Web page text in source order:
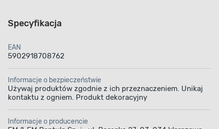
Specyfikacja
EAN
5902918708762
Informacje o bezpieczeństwie
Używaj produktów zgodnie z ich przeznaczeniem. Unikaj
kontaktu z ogniem. Produkt dekoracyjny
Informacje o producencie